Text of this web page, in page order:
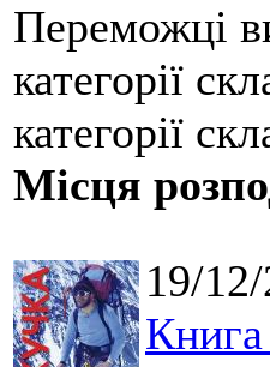
Переможці
категорії
категорії
Місця
19/